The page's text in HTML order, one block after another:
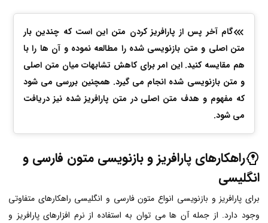
گام آخر پس از پارافریز کردن متن این است که چندین بار
متن اصلی و متن بازنویسی شده را مطالعه نموده و آن ها را با
هم مقایسه کنید. این امر برای کاهش تشابهات میان متن اصلی
و متن بازنویسی شده انجام می گیرد. همچنین بررسی می شود
که مفهوم و هدف متن اصلی در متن پارافریز شده نیز دریافت
می شود.
راهکارهای پارافریز و بازنویسی متون فارسی و
انگلیسی
برای پارافریز و بازنویسی انواع متون فارسی و انگلیسی راهکارهای متفاوتی
وجود دارد. از جمله آن ها می توان به استفاده از نرم افزارهای پارافریز و